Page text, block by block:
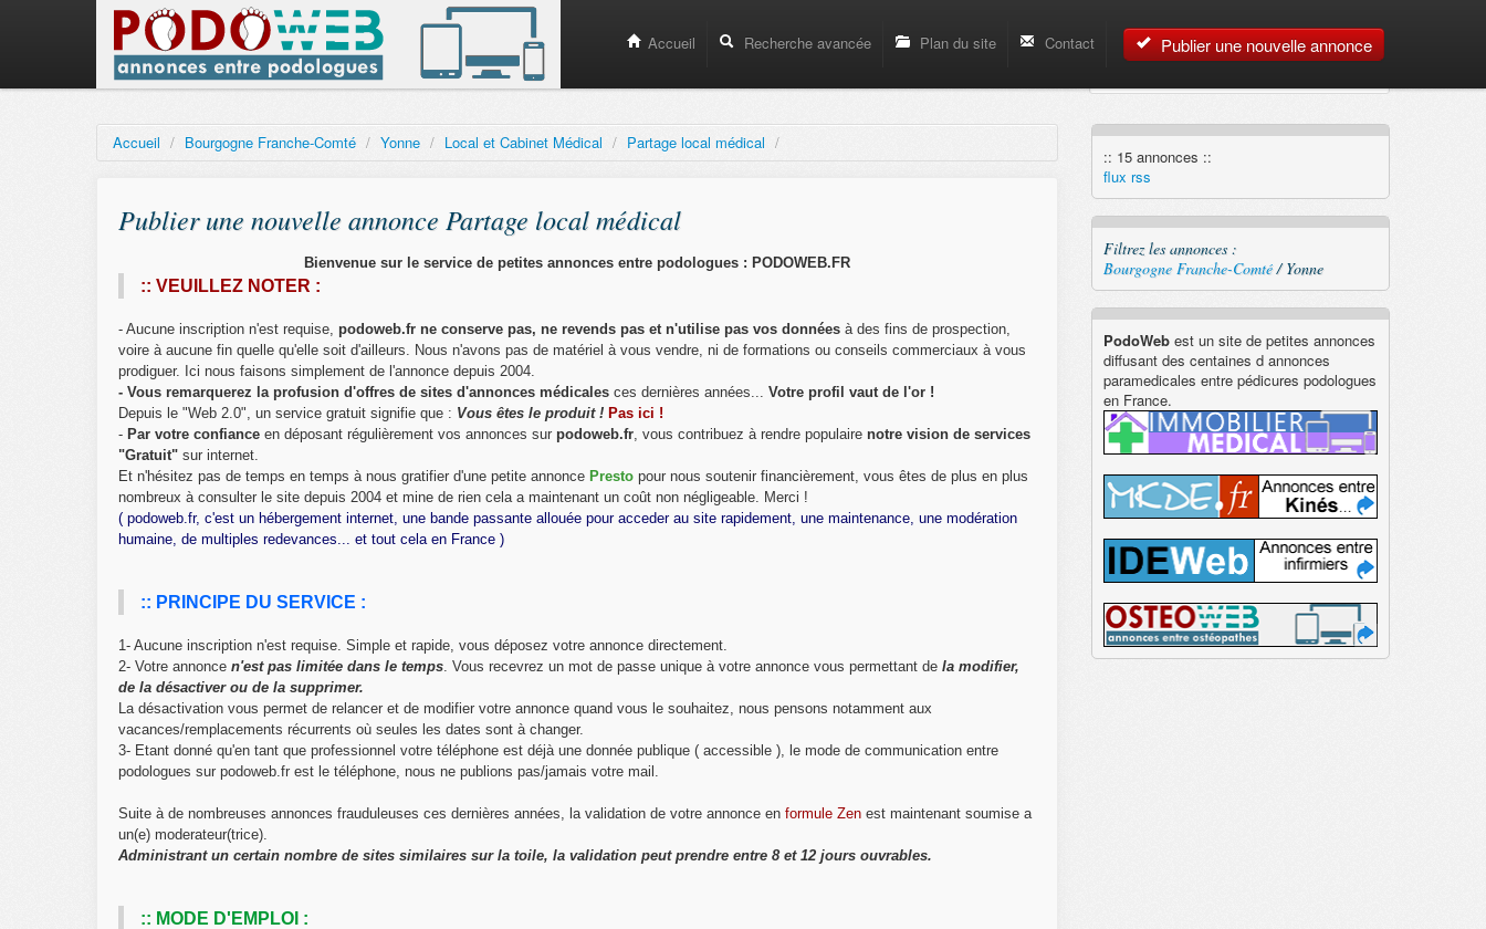
Publier une nouvelle annonce
Accueil Recherche avancée Plan du site Contact
Accueil / Bourgogne Franche-Comté / Yonne / Local et Cabinet Médical / Partage local médical /
Publier une nouvelle annonce Partage local médical
Bienvenue sur le service de petites annonces entre podologues : PODOWEB.FR
:: VEUILLEZ NOTER :
- Aucune inscription n'est requise, podoweb.fr ne conserve pas, ne revends pas et n'utilise pas vos données à des fins de prospection,
voire à aucune fin quelle qu'elle soit d'ailleurs. Nous n'avons pas de matériel à vous vendre, ni de formations ou conseils commerciaux à vous
prodiguer. Ici nous faisons simplement de l'annonce depuis 2004.
- Vous remarquerez la profusion d'offres de sites d'annonces médicales ces dernières années... Votre profil vaut de l'or !
Depuis le "Web 2.0", un service gratuit signifie que : Vous êtes le produit ! Pas ici !
- Par votre confiance en déposant régulièrement vos annonces sur podoweb.fr, vous contribuez à rendre populaire notre vision de services
"Gratuit" sur internet.
Et n'hésitez pas de temps en temps à nous gratifier d'une petite annonce Presto pour nous soutenir financièrement, vous êtes de plus en plus
nombreux à consulter le site depuis 2004 et mine de rien cela a maintenant un coût non négligeable. Merci !
( podoweb.fr, c'est un hébergement internet, une bande passante allouée pour acceder au site rapidement, une maintenance, une modération
humaine, de multiples redevances... et tout cela en France )
:: PRINCIPE DU SERVICE :
1- Aucune inscription n'est requise. Simple et rapide, vous déposez votre annonce directement.
2- Votre annonce n'est pas limitée dans le temps. Vous recevrez un mot de passe unique à votre annonce vous permettant de la modifier,
de la désactiver ou de la supprimer.
La désactivation vous permet de relancer et de modifier votre annonce quand vous le souhaitez, nous pensons notamment aux
vacances/remplacements récurrents où seules les dates sont à changer.
3- Etant donné qu'en tant que professionnel votre téléphone est déjà une donnée publique ( accessible ), le mode de communication entre
podologues sur podoweb.fr est le téléphone, nous ne publions pas/jamais votre mail.
Suite à de nombreuses annonces frauduleuses ces dernières années, la validation de votre annonce en formule Zen est maintenant soumise a
un(e) moderateur(trice).
Administrant un certain nombre de sites similaires sur la toile, la validation peut prendre entre 8 et 12 jours ouvrables.
:: MODE D'EMPLOI :
:: 15 annonces ::
flux rss
Filtrez les annonces :
Bourgogne Franche-Comté/ Yonne
PodoWeb est un site de petites annonces
diffusant des centaines d annonces
paramedicales entre pédicures podologues
en France.